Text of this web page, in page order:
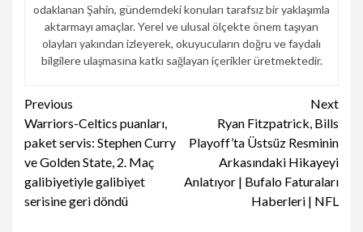
odaklanan Şahin, gündemdeki konuları tarafsız bir yaklaşımla
aktarmayı amaçlar. Yerel ve ulusal ölçekte önem taşıyan
olayları yakından izleyerek, okuyucuların doğru ve faydalı
bilgilere ulaşmasına katkı sağlayan içerikler üretmektedir.
Continue
Reading
Previous
Warriors-Celtics puanları,
paket servis: Stephen Curry
ve Golden State, 2. Maç
galibiyetiyle galibiyet
serisine geri döndü
Next
Ryan Fitzpatrick, Bills
Playoff’ta Üstsüz Resminin
Arkasındaki Hikayeyi
Anlatıyor | Bufalo Faturaları
Haberleri | NFL